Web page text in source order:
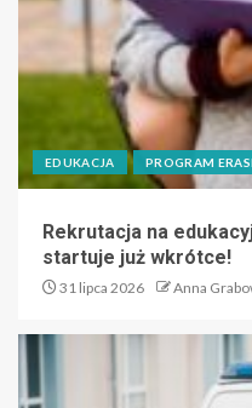
EDUKACJA PROGRAM
Rekrutacja na
startuje już wkrótce!
31 lipca 2026 Anna